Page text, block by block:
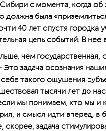
с момента, когда об
должна была
40 лет спустя городка
цепь событий. В
чем
задача осознания
такого ощущения
тысячи лет до
мы понимаем, кто мы и
и смысл идти вперед, в
скорее, задача